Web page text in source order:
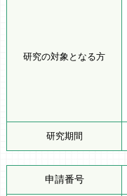
研究の対象となる方
研究期間
申請番号